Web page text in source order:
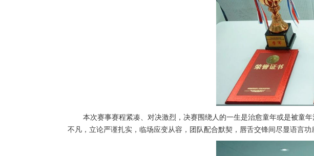
本次赛事赛程紧凑、对决激烈，决赛围绕人的一生是治愈童年或是被童
不凡，立论严谨扎实，临场应变从容，团队配合默契，唇舌交锋间尽显语言功